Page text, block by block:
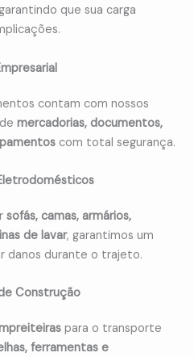
que sua carga
contam com nossos
mercadorias, documentos,
com total segurança.
sofás, camas, armários,
de lavar, garantimos um
danos durante o trajeto.
Construção
para o transporte
ferramentas e